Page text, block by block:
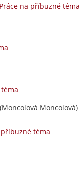
Práce na příbuzné téma
(Moncoľová Moncoľová)
příbuzné téma